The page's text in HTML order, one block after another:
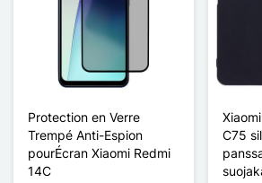
Protection en Verre
Trempé Anti-Espion
pourÉcran Xiaomi Redmi
14C
C75